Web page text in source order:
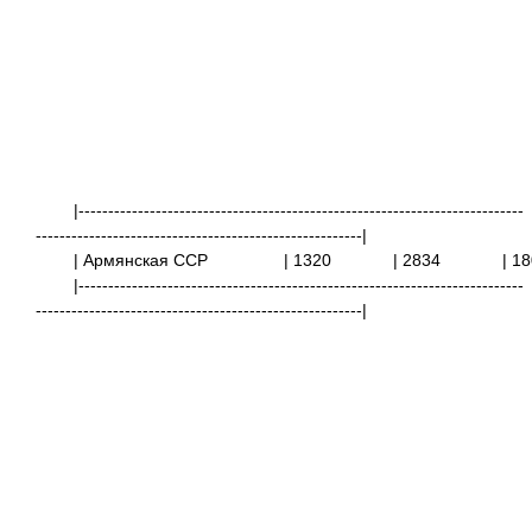
|---------------------------------------------------------------------------
-------------------------------------------------------|
| Армянская ССР
| 1320 | 2834
|
|---------------------------------------------------------------------------
-------------------------------------------------------|